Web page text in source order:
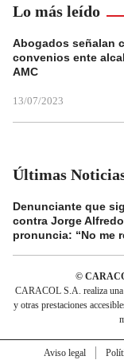
Lo más leído
Abogados señalan
convenios ente
AMC
13/07/2023
Últimas
Denunciante que
contra Jorge
pronuncia: “No me
©
CARACOL S.A. realiza una
y otras prestaciones
Aviso legal